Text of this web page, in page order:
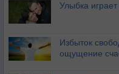
Улыбка
Избыток
ощущение